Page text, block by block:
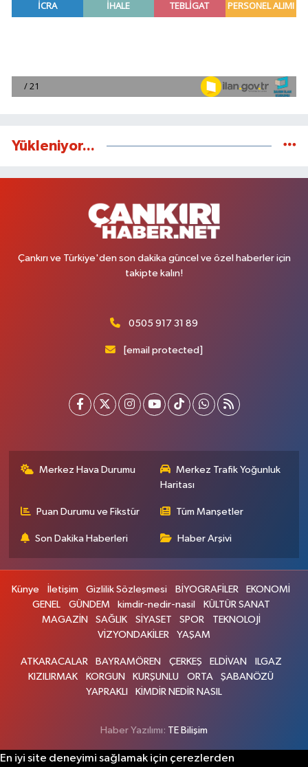
Yükleniyor...
Çankırı ve Türkiye'den son dakika güncel ve özel haberler için
takipte kalın!
0505 917 31 89
[email protected]
Merkez Hava Durumu
Merkez Trafik Yoğunluk
Haritası
Puan Durumu ve Fikstür Tüm Manşetler
Son Dakika Haberleri Haber Arşivi
Künye İletişim Gizlilik Sözleşmesi BİYOGRAFİLER
EKONOMİ
GENEL
GÜNDEM kimdir-nedir-nasil
KÜLTÜR SANAT
MAGAZİN
SAĞLIK SİYASET SPOR
TEKNOLOJİ
VİZYONDAKİLER
YAŞAM
ATKARACALAR BAYRAMÖREN ÇERKEŞ ELDİVAN
ILGAZ
KIZILIRMAK
KORGUN KURŞUNLU ORTA
ŞABANÖZÜ
YAPRAKLI
KİMDİR NEDİR NASIL
Haber Yazılımı: TE Bilişim
En iyi site deneyimi sağlamak için çerezlerden